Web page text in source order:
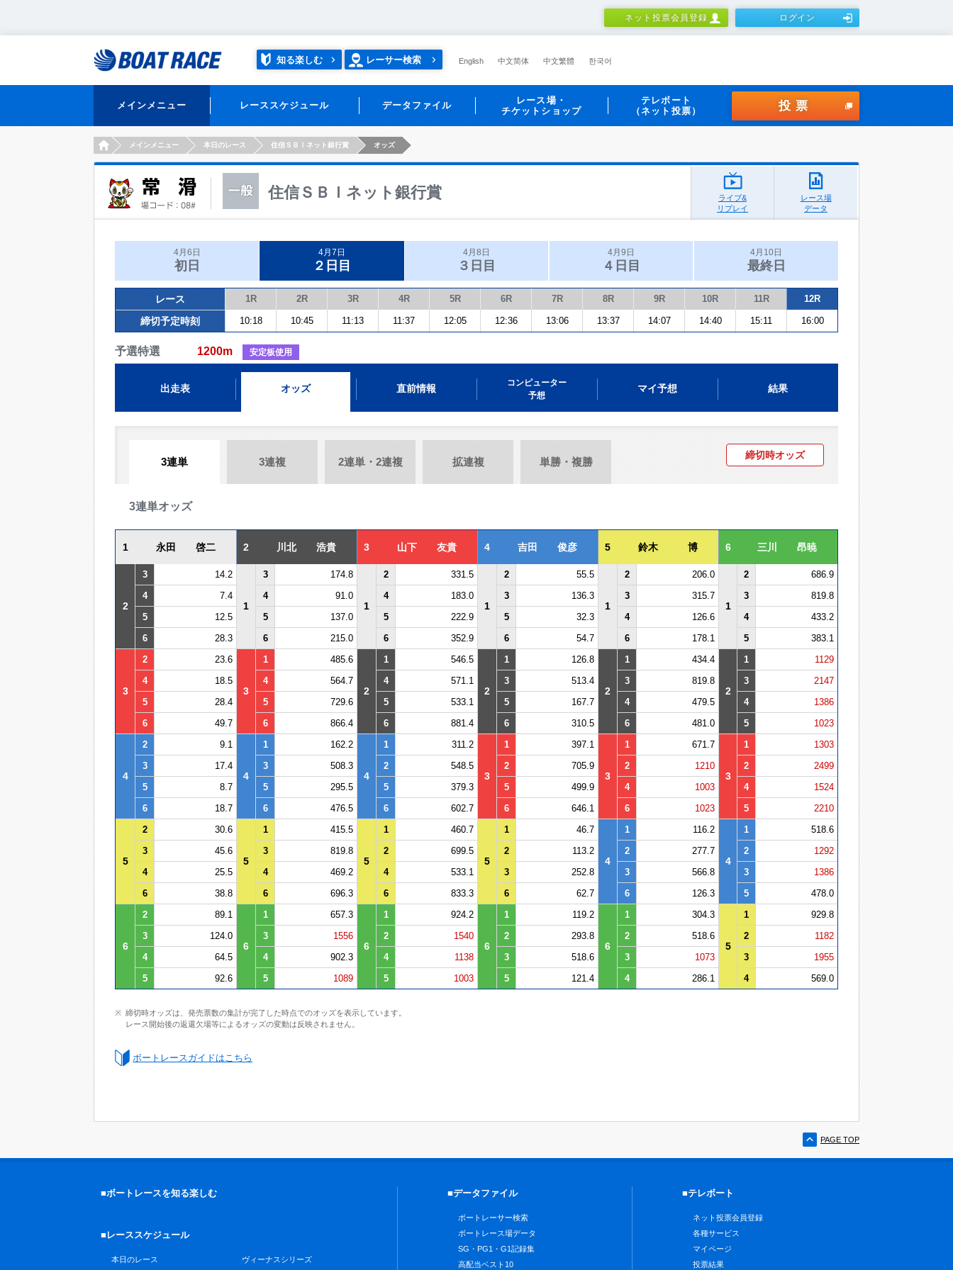
ネット投票会員登録 ログイン
知る楽しむ レーサー検索 English 中文简体 中文繁體 한국어
メインメニュー レーススケジュール データファイル
レース場・
チケットショップ
テレボート
（ネット投票）
投票
HOMEメインメニュー 本日のレース 住信ＳＢＩネット銀行賞 オッズ
住信ＳＢＩネット銀行賞
ライブ&
リプレイ
レース場
データ
4月6日
初日
4月7日
２日目
4月8日
３日目
4月9日
４日目
4月10日
最終日
レース 1R 2R 3R 4R 5R 6R 7R 8R 9R 10R 11R 12R
締切予定時刻 10:18 10:45 11:13 11:37 12:05 12:36 13:06 13:37 14:07 14:40 15:11 16:00
予選特選 1200m 安定板使用
出走表 オッズ 直前情報
コンピューター
予想
マイ予想 結果
3連単 3連複 2連単・2連複 拡連複 単勝・複勝
締切時オッズ
3連単オッズ
1 永田 啓二 2 川北 浩貴 3 山下 友貴 4 吉田 俊彦 5 鈴木 博 6 三川 昂暁
2
3 14.2
1
3 174.8
1
2 331.5
1
2 55.5
1
2 206.0
1
2
686.9
4
7.4 4 91.0 4 183.0 3 136.3 3 315.7 3
819.8
5
12.5 5 137.0 5 222.9 5 32.3 4 126.6 4
433.2
6
28.3 6 215.0 6 352.9 6 54.7 6 178.1 5 383.1
3
2 23.6
3
1 485.6
2
1 546.5
2
1 126.8
2
1 434.4
2
1
1129
4
18.5 4 564.7 4 571.1 3 513.4 3 819.8 3
2147
5
28.4 5 729.6 5 533.1 5 167.7 4 479.5 4
1386
6
49.7 6 866.4 6 881.4 6 310.5 6 481.0 5 1023
4
2 9.1
4
1 162.2
4
1 311.2
3
1 397.1
3
1 671.7
3
1
1303
3
17.4 3 508.3 2 548.5 2 705.9 2 1210 2
2499
5
8.7 5 295.5 5 379.3 5 499.9 4 1003 4
1524
6
18.7 6 476.5 6 602.7 6 646.1 6 1023 5 2210
5
2 30.6
5
1 415.5
5
1 460.7
5
1 46.7
4
1 116.2
4
1
518.6
3
45.6 3 819.8 2 699.5 2 113.2 2 277.7 2
1292
4
25.5 4 469.2 4 533.1 3 252.8 3 566.8 3
1386
6
38.8 6 696.3 6 833.3 6 62.7 6 126.3 5 478.0
6
2 89.1
6
1 657.3
6
1 924.2
6
1 119.2
6
1 304.3
5
1
929.8
3
124.0 3 1556 2 1540 2 293.8 2 518.6 2
1182
4
64.5 4 902.3 4 1138 3 518.6 3 1073 3
1955
5
92.6 5 1089 5 1003 5 121.4 4 286.1 4 569.0
締切時オッズは、発売票数の集計が完了した時点でのオッズを表示しています。
レース開始後の返還欠場等によるオッズの変動は反映されません。
ボートレースガイドはこちら
PAGE TOP
■ボートレースを知る楽しむ
■レーススケジュール
本日のレース ヴィーナスシリーズ
■データファイル
ボートレーサー検索
ボートレース場データ
SG・PG1・G1記録集
高配当ベスト10
■テレボート
ネット投票会員登録
各種サービス
マイページ
投票結果